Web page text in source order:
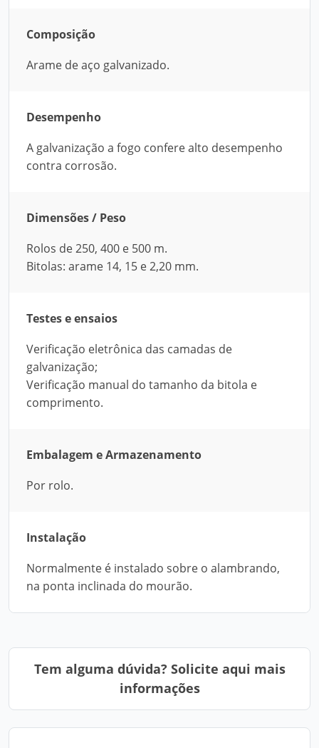
Composição
Arame de aço galvanizado.
Desempenho
A galvanização a fogo confere alto desempenho
contra corrosão.
Dimensões / Peso
Rolos de 250, 400 e 500 m.
Bitolas: arame 14, 15 e 2,20 mm.
Testes e ensaios
Verificação eletrônica das camadas de
galvanização;
Verificação manual do tamanho da bitola e
comprimento.
Embalagem e Armazenamento
Por rolo.
Instalação
Normalmente é instalado sobre o alambrando,
na ponta inclinada do mourão.
Tem alguma dúvida? Solicite aqui mais
informações